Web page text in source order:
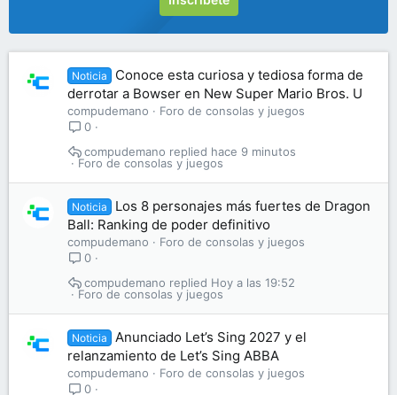
Noticia
Conoce esta curiosa y tediosa forma de
derrotar a Bowser en New Super Mario Bros. U
compudemano
Foro de consolas y juegos
0
Foro de consolas y juegos
hace 9 minutos
compudemano
Noticia
Los 8 personajes más fuertes de Dragon
Ball: Ranking de poder definitivo
compudemano
Foro de consolas y juegos
0
Foro de consolas y juegos
Hoy a las 19:52
compudemano
Noticia
Anunciado Let’s Sing 2027 y el
relanzamiento de Let’s Sing ABBA
compudemano
Foro de consolas y juegos
0